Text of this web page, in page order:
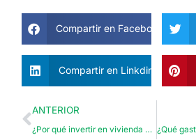
Compartir en Facebook
Compartir en Linkdin
Ant
ANTERIOR
¿Por qué invertir en vivienda para alquilar en España?